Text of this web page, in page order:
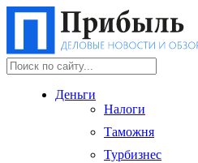
Деньги
Налоги
Таможня
Турбизнес